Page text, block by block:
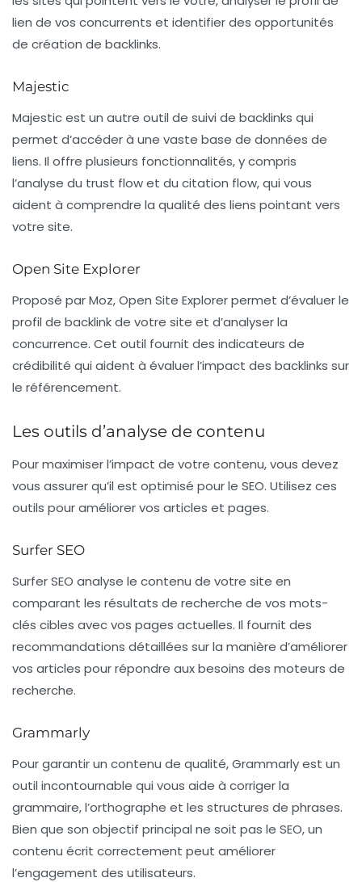
lien de vos concurrents et identifier des opportunités
de création de backlinks.
Majestic
Majesticest un autre outil de suivi de backlinks qui
permet d’accéder à une vaste base de données de
liens. Il offre plusieurs fonctionnalités, y compris
l’analyse du trust flow et du citation flow, qui vous
aident à comprendre la qualité des liens pointant vers
votre site.
Open Site Explorer
Proposé par Moz,Open Site Explorerpermet d’évaluer le
profil de backlink de votre site et d’analyser la
concurrence. Cet outil fournit des indicateurs de
crédibilité qui aident à évaluer l’impact des backlinks sur
le référencement.
Les outils d’analyse de contenu
Pour maximiser l’impact de votre contenu, vous devez
vous assurer qu’il est optimisé pour le SEO. Utilisez ces
outils pour améliorer vos articles et pages.
Surfer SEO
Surfer SEO analyse le contenu de votre site en
comparant les résultats de recherche de vos mots-
clés cibles avec vos pages actuelles. Il fournit des
recommandations détaillées sur la manière d’améliorer
vos articles pour répondre aux besoins des moteurs de
recherche.
Grammarly
Pour garantir un contenu de qualité,Grammarlyest un
outil incontournable qui vous aide à corriger la
grammaire, l’orthographe et les structures de phrases.
Bien que son objectif principal ne soit pas le SEO, un
contenu écrit correctement peut améliorer
l’engagement des utilisateurs.